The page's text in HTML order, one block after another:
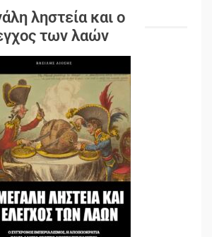
ληστεία και ο
των λαών